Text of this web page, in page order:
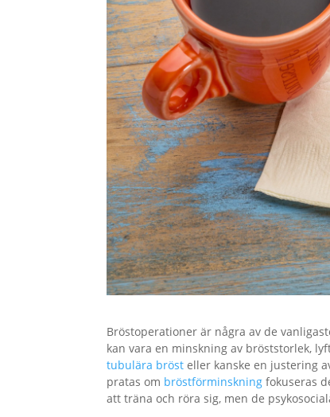
Bröstoperationer är några av de
kan vara en minskning av bröststorlek,
tubulära bröst eller kanske en justering
pratas om bröstförminskning fokuseras
att träna och röra sig, men de